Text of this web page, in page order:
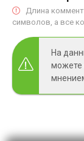
Длина
символов, а все
На
можете